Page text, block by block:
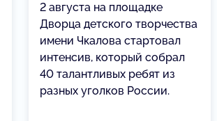
2 августа на площадке
Дворца детского творчества
имени Чкалова стартовал
интенсив, который собрал
40 талантливых ребят из
разных уголков России.